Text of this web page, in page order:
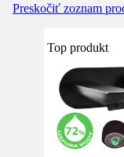
Preskočiť zoznam
Top produkt